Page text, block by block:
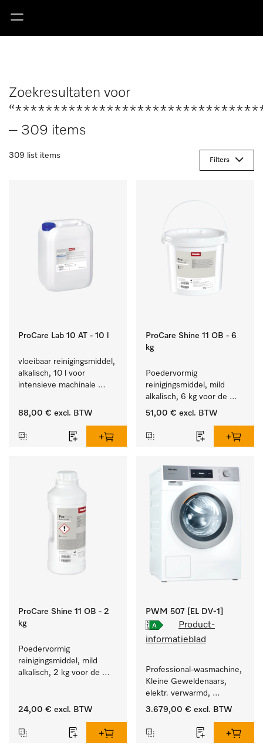
Zoekresultaten voor
– 309 items
309 list items
Filters
ProCare Lab 10 AT - 10 l
vloeibaar reinigingsmiddel,
alkalisch, 10 l voor
intensieve machinale
laboratoriumglaswerk en -
88,00 € excl. BTW
ProCare Shine 11 OB - 6
kg
Poedervormig
reinigingsmiddel, mild
alkalisch, 6 kg voor de
reiniging van sterk
bestek en glazen.
51,00 € excl. BTW
ProCare Shine 11 OB - 2
kg
Poedervormig
reinigingsmiddel, mild
alkalisch, 2 kg voor de
bestek en glazen.
24,00 € excl. BTW
PWM 507 [EL DV-1]
Product-
informatieblad
Professional-wasmachine,
Kleine Geweldenaars,
elektr. verwarmd,
afvoerklep en
programma's.
Vermogen 7 kg  in 49 min
3.679,00 € excl. BTW